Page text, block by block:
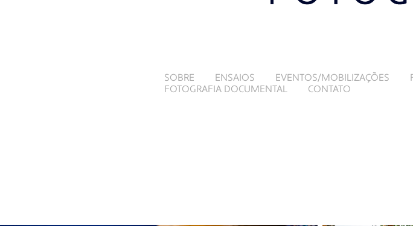
SOBRE ENSAIOS EVENTOS/MOBILIZAÇÕES
FOTOGRAFIA DOCUMENTAL
CONTATO